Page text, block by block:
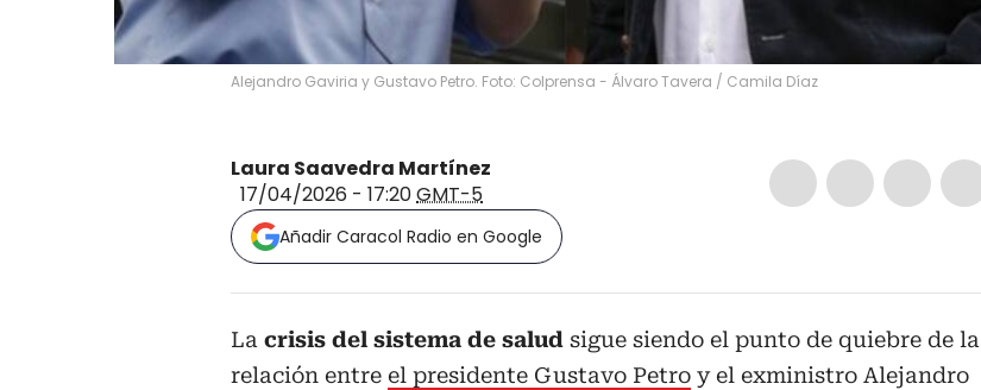
Alejandro Gaviria y Gustavo Petro. Foto: Colprensa - Álvaro Tavera / Camila Díaz
Laura Saavedra Martínez
17/04/2026 - 17:20GMT-5
Añadir Caracol Radio en Google
La crisis del sistema de salud sigue siendo el punto de quiebre de la
relación entre el presidente Gustavo Petro y el exministro Alejandro